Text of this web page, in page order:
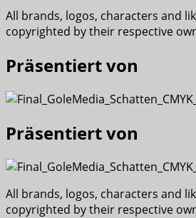
All brands, logos, characters and
copyrighted by their respective
Präsentiert von
Präsentiert von
All brands, logos, characters and
copyrighted by their respective